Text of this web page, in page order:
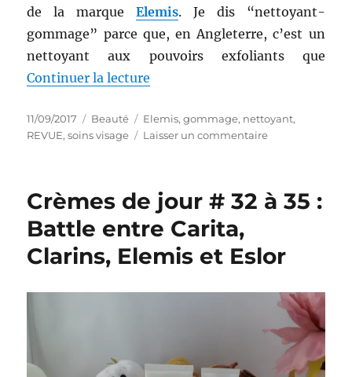
de la marque Elemis. Je dis “nettoyant-
gommage” parce que, en Angleterre, c’est un
nettoyant aux pouvoirs exfoliants que
Continuer la lecture
Publié
le
11/09/2017 Catégories
Beauté Étiquettes
Elemis,gommage, nettoyant,
REVUE,soins visage Laisser un commentairesur
:
exfoliant
Skin
Elemis
Crèmes de jour # 32 à 35 :
Battle entre Carita,
Clarins, Elemis et Eslor